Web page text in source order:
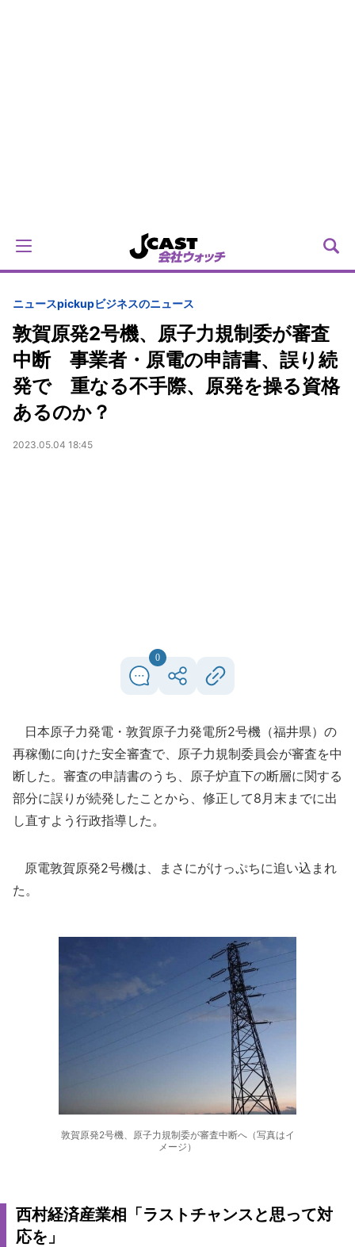
ニュースpickupビジネスのニュース
敦賀原発2号機、原子力規制委が審査
中断 事業者・原電の申請書、誤り続
発で 重なる不手際、原発を操る資格
あるのか？
2023.05.04 18:45
0
日本原子力発電・敦賀原子力発電所2号機（福井県）の
再稼働に向けた安全審査で、原子力規制委員会が審査を中
断した。審査の申請書のうち、原子炉直下の断層に関する
部分に誤りが続発したことから、修正して8月末までに出
し直すよう行政指導した。
原電敦賀原発2号機は、まさにがけっぷちに追い込まれ
た。
敦賀原発2号機、原子力規制委が審査中断へ（写真はイ
メージ）
西村経済産業相「ラストチャンスと思って対
応を」